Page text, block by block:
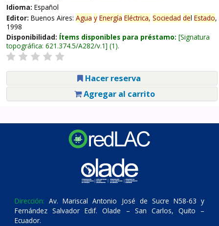
Idioma: Español
Editor: Buenos Aires: Agua y Energía Eléctrica, Sociedad del Estado,
1998
Disponibilidad: Ítems disponibles para préstamo: Signatura
topográfica: 621.374.5/A282/v.1 (1).
Hacer reserva
Agregar al carrito
Dirección: Av. Mariscal Antonio José de Sucre N58-63 y
Fernández Salvador Edif. Olade – San Carlos, Quito –
Ecuador.